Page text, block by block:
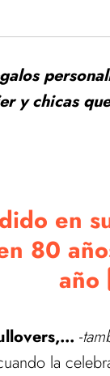
y chicas
en
80
año
-
la